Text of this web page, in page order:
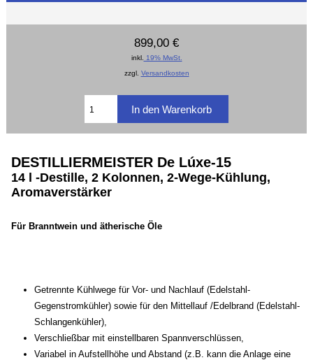
899,00 €
inkl. 19% MwSt.
zzgl. Versandkosten
DESTILLIERMEISTER De Lúxe-15
14 l -Destille, 2 Kolonnen, 2-Wege-Kühlung,
Aromaverstärker
Für Branntwein und ätherische Öle
Getrennte Kühlwege für Vor- und Nachlauf (Edelstahl-
Gegenstromkühler) sowie für den Mittellauf /Edelbrand (Edelstahl-
Schlangenkühler),
Verschließbar mit einstellbaren Spannverschlüssen,
Variabel in Aufstellhöhe und Abstand (z.B. kann die Anlage eine